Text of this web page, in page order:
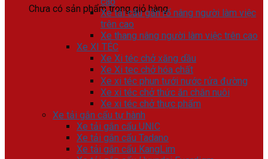
Chưa có sản phẩm trong giỏ hàng.Xe tải cẩu gắn rổ nâng người làm việc
trên cao
Xe thang nâng người làm việc trên cao
Xe XI TÉC
Xe Xi téc chở xăng dầu
Xe Xi tec chở hóa chất
Xe xi téc phun tưới nước rửa đường
Xe xi téc chở thức ăn chăn nuôi
Xe xi téc chở thực phẩm
Xe tải gắn cẩu tự hành
Xe tải gắn cẩu UNIC
Xe tải gắn cẩu Tadano
Xe tải gắn cẩu KangLim